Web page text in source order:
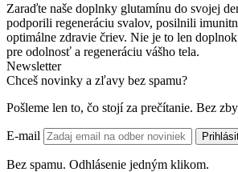
Zaraďte naše doplnky glutamínu do svojej
podporili regeneráciu svalov, posilnili
optimálne zdravie čriev. Nie je to len
pre odolnosť a regeneráciu vášho tela.
Newsletter
Chceš novinky a zľavy bez spamu?
Pošleme len to, čo stojí za prečítanie. Bez
E-mail
Bez spamu. Odhlásenie jedným klikom.